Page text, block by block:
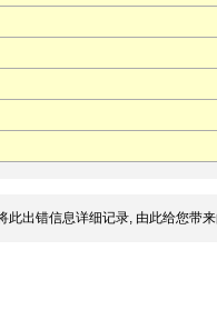
此出错信息详细记录, 由此给您带